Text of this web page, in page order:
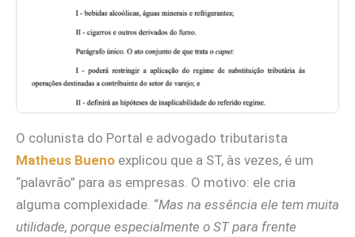
O colunista do Portal e advogado tributarista
Matheus Bueno explicou que a ST, às vezes, é um
“palavrão” para as empresas. O motivo: ele cria
alguma complexidade. “Mas na essência ele tem muita
utilidade, porque especialmente o ST para frente